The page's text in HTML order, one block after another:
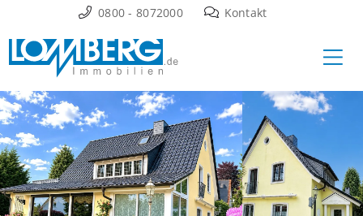
Inhalt
springen
0800 - 8072000 Kontakt